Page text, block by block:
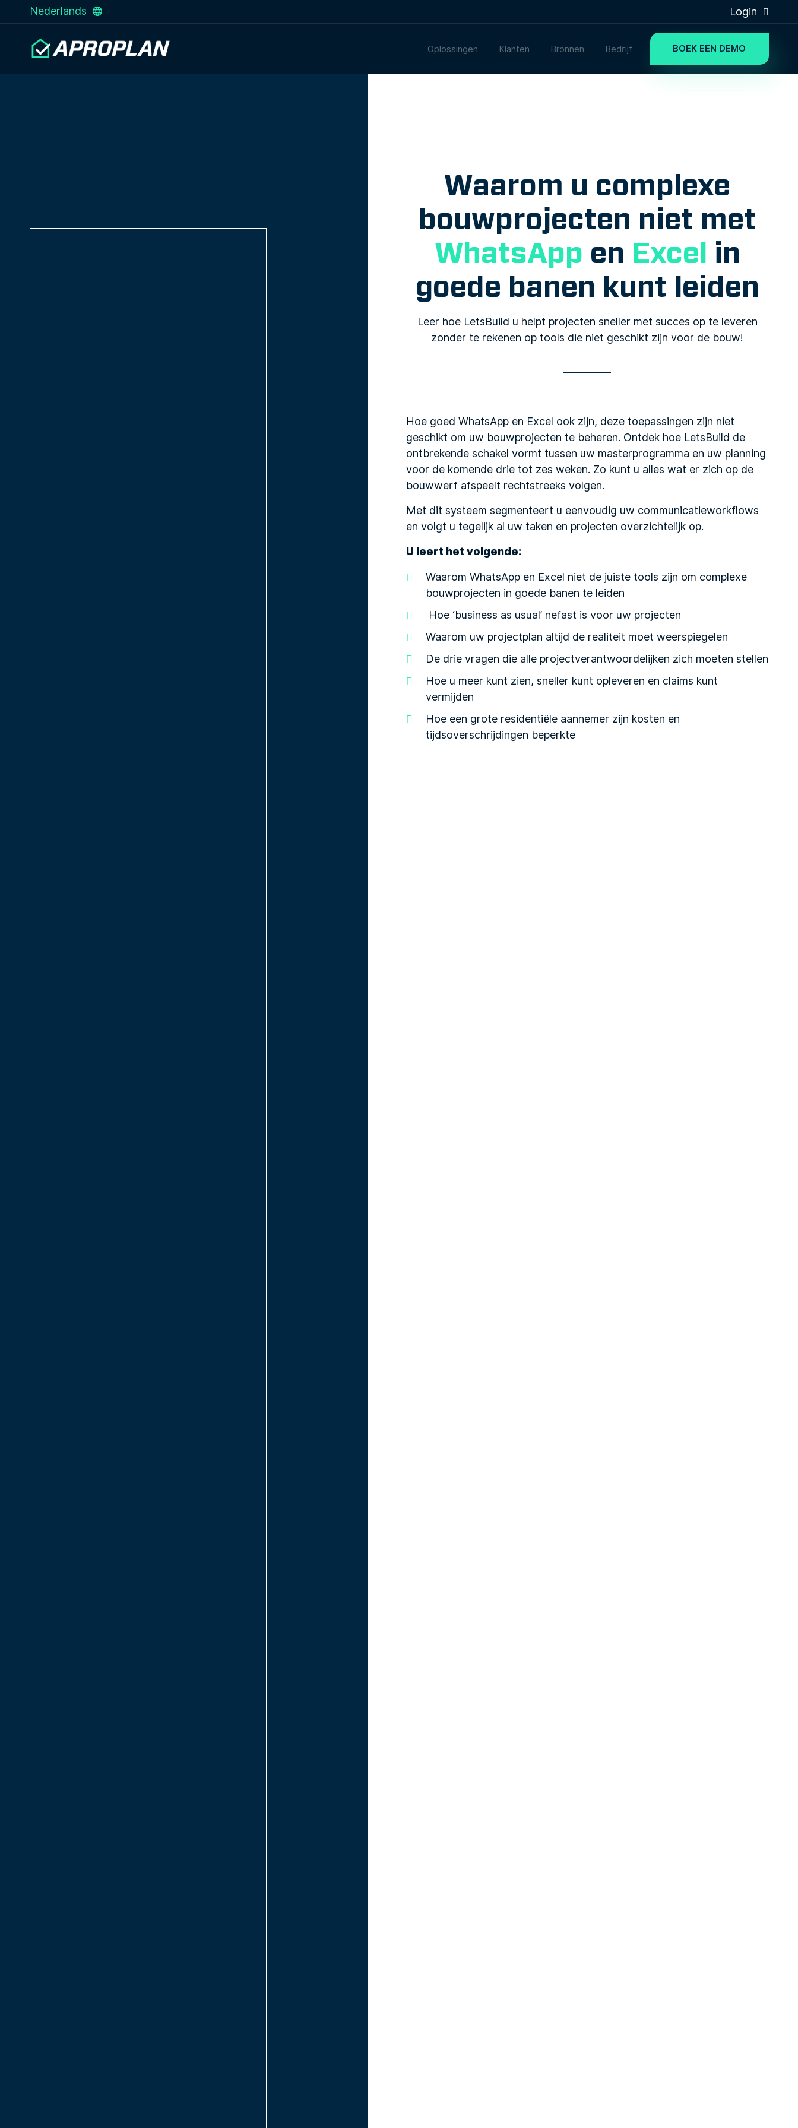
Nederlands Login
Oplossingen Klanten Bronnen Bedrijf BOEK EEN DEMO
Waarom u complexe
bouwprojecten niet met
WhatsApp en Excel in
goede banen kunt leiden
Leer hoe LetsBuild u helpt projecten sneller met succes op te leveren
zonder te rekenen op tools die niet geschikt zijn voor de bouw!
Hoe goed WhatsApp en Excel ook zijn, deze toepassingen zijn niet
geschikt om uw bouwprojecten te beheren. Ontdek hoe LetsBuild de
ontbrekende schakel vormt tussen uw masterprogramma en uw planning
voor de komende drie tot zes weken. Zo kunt u alles wat er zich op de
bouwwerf afspeelt rechtstreeks volgen.
Met dit systeem segmenteert u eenvoudig uw communicatieworkflows
en volgt u tegelijk al uw taken en projecten overzichtelijk op.
U leert het volgende:
Waarom WhatsApp en Excel niet de juiste tools zijn om complexe
bouwprojecten in goede banen te leiden
Hoe ‘business as usual’ nefast is voor uw projecten
Waarom uw projectplan altijd de realiteit moet weerspiegelen
De drie vragen die alle projectverantwoordelijken zich moeten stellen
Hoe u meer kunt zien, sneller kunt opleveren en claims kunt
vermijden
Hoe een grote residentiële aannemer zijn kosten en
tijdsoverschrijdingen beperkte